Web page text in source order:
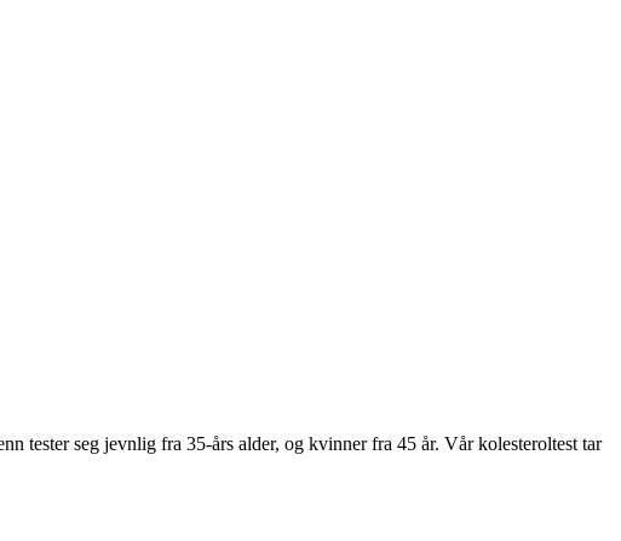
tester seg jevnlig fra 35-års alder, og kvinner fra 45 år. Vår kolesteroltest tar